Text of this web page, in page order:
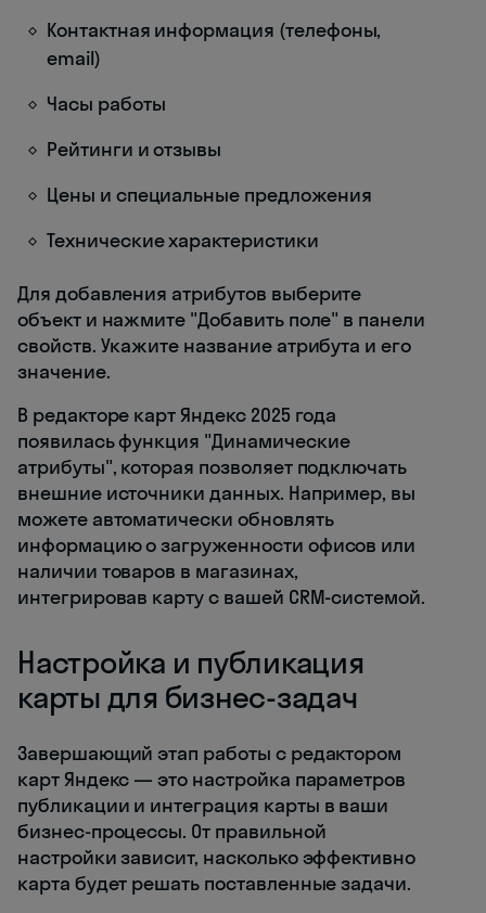
Контактная информация (телефоны,
email)
Часы работы
Рейтинги и отзывы
Цены и специальные предложения
Технические характеристики
Для добавления атрибутов выберите
объект и нажмите "Добавить поле" в панели
свойств. Укажите название атрибута и его
значение.
В редакторе карт Яндекс 2025 года
появилась функция "Динамические
атрибуты", которая позволяет подключать
внешние источники данных. Например, вы
можете автоматически обновлять
информацию о загруженности офисов или
наличии товаров в магазинах,
интегрировав карту с вашей CRM-системой.
Настройка и публикация
карты для бизнес-задач
Завершающий этап работы с редактором
карт Яндекс — это настройка параметров
публикации и интеграция карты в ваши
бизнес-процессы. От правильной
настройки зависит, насколько эффективно
карта будет решать поставленные задачи.